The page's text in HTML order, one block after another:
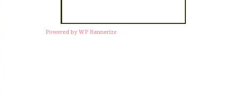
Powered by WP Bannerize